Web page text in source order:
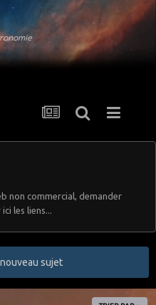
non commercial, demander
les liens...
sujet